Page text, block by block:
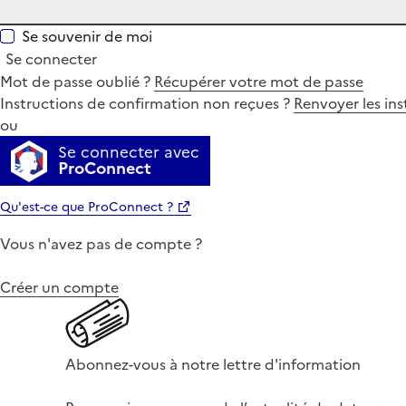
Se souvenir de moi
Se connecter
Mot de passe oublié ? Récupérer votre mot de passe
Instructions de confirmation non reçues ? Renvoyer les
ou
Se connecter avec
ProConnect
Qu'est-ce que ProConnect ?
Vous n'avez pas de compte ?
Créer un compte
Abonnez-vous à notre lettre d'information